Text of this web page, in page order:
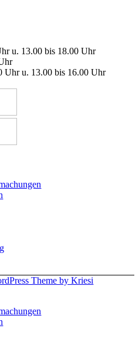
u. 13.00 bis 18.00 Uhr
Uhr u. 13.00 bis 16.00 Uhr
Theme by Kriesi